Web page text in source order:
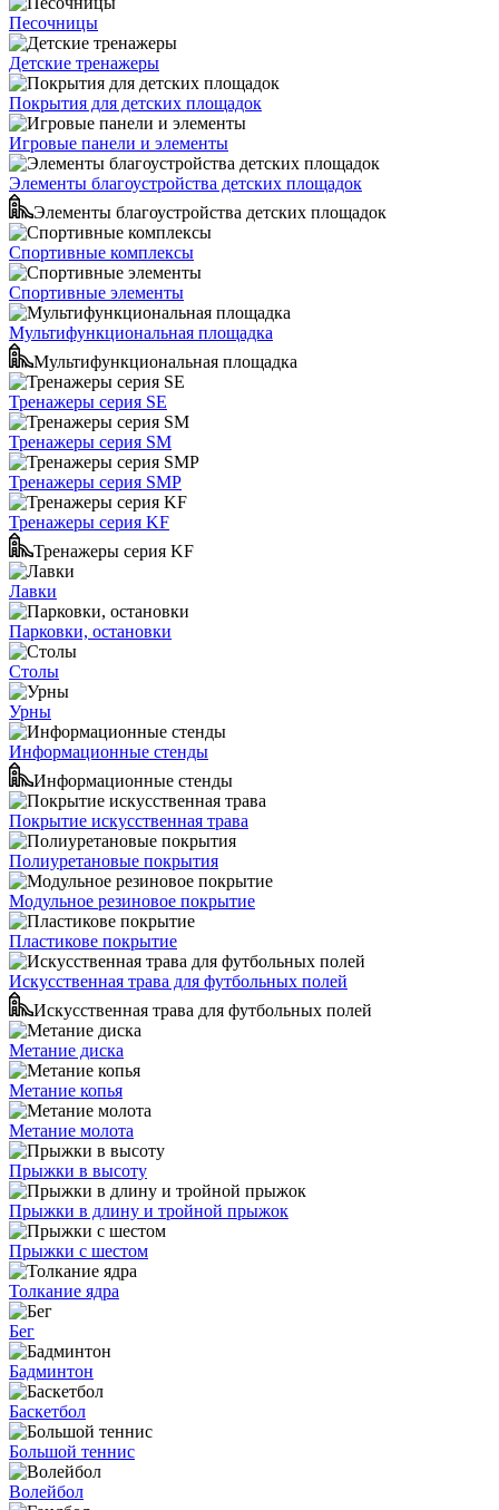
Песочницы
Детские тренажеры
Покрытия для детских площадок
Игровые панели и элементы
Элементы благоустройства детских площадок
Элементы благоустройства детских площадок
Спортивные комплексы
Спортивные элементы
Мультифункциональная площадка
Мультифункциональная площадка
Тренажеры серия SE
Тренажеры серия SM
Тренажеры серия SMP
Тренажеры серия KF
Тренажеры серия KF
Лавки
Парковки, остановки
Столы
Урны
Информационные стенды
Информационные стенды
Покрытие искусственная трава
Полиуретановые покрытия
Модульное резиновое покрытие
Пластикове покрытие
Искусственная трава для футбольных полей
Искусственная трава для футбольных полей
Метание диска
Метание копья
Метание молота
Прыжки в высоту
Прыжки в длину и тройной прыжок
Прыжки с шестом
Толкание ядра
Бег
Бадминтон
Баскетбол
Большой теннис
Волейбол